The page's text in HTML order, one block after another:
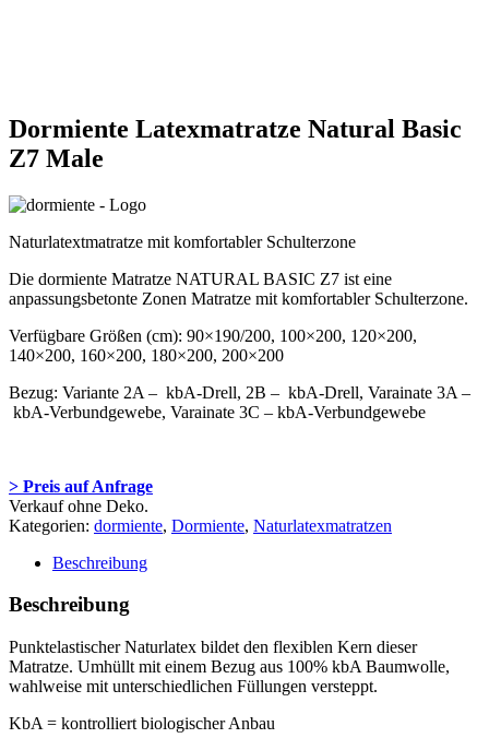
Dormiente Latexmatratze Natural Basic
Z7 Male
Naturlatextmatratze mit komfortabler Schulterzone
Die dormiente Matratze NATURAL BASIC Z7 ist eine
anpassungsbetonte Zonen Matratze mit komfortabler Schulterzone.
Verfügbare Größen (cm): 90×190/200, 100×200, 120×200,
140×200, 160×200, 180×200, 200×200
Bezug: Variante 2A – kbA-Drell, 2B – kbA-Drell, Varainate 3A –
kbA-Verbundgewebe, Varainate 3C – kbA-Verbundgewebe
> Preis auf Anfrage
Verkauf ohne Deko.
Kategorien: dormiente, Dormiente, Naturlatexmatratzen
Beschreibung
Beschreibung
Punktelastischer Naturlatex bildet den flexiblen Kern dieser
Matratze. Umhüllt mit einem Bezug aus 100% kbA Baumwolle,
wahlweise mit unterschiedlichen Füllungen versteppt.
KbA = kontrolliert biologischer Anbau